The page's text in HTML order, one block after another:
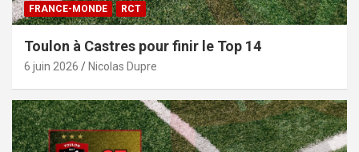
FRANCE-MONDE RCT
Toulon à Castres pour finir le Top 14
6 juin 2026 Nicolas Dupre